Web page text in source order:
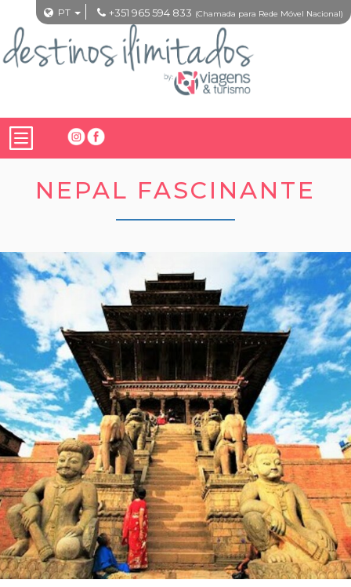
PT +351 965 594 833 (Chamada para Rede Móvel Nacional)
NEPAL FASCINANTE